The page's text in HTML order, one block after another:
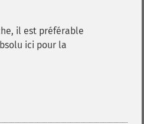
il est préférable
ici pour la